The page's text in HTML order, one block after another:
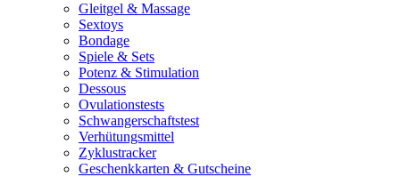
Gleitgel & Massage
Sextoys
Bondage
Spiele & Sets
Potenz & Stimulation
Dessous
Ovulationstests
Schwangerschaftstest
Verhütungsmittel
Zyklustracker
Geschenkkarten & Gutscheine